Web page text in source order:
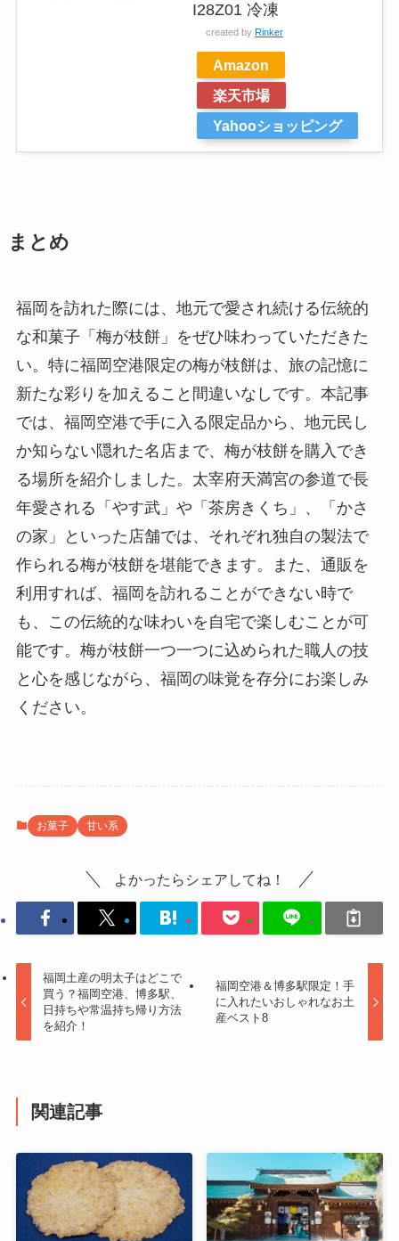
I28Z01 冷凍
created by Rinker
Amazon
楽天市場
Yahooショッピング
まとめ
福岡を訪れた際には、地元で愛され続ける伝統的
な和菓子「梅が枝餅」をぜひ味わっていただきた
い。特に福岡空港限定の梅が枝餅は、旅の記憶に
新たな彩りを加えること間違いなしです。本記事
では、福岡空港で手に入る限定品から、地元民し
か知らない隠れた名店まで、梅が枝餅を購入でき
る場所を紹介しました。太宰府天満宮の参道で長
年愛される「やす武」や「茶房きくち」、「かさ
の家」といった店舗では、それぞれ独自の製法で
作られる梅が枝餅を堪能できます。また、通販を
利用すれば、福岡を訪れることができない時で
も、この伝統的な味わいを自宅で楽しむことが可
能です。梅が枝餅一つ一つに込められた職人の技
と心を感じながら、福岡の味覚を存分にお楽しみ
ください。
お菓子 甘い系
よかったらシェアしてね！
福岡土産の明太子はどこで
買う？福岡空港、博多駅、
日持ちや常温持ち帰り方法
を紹介！
福岡空港＆博多駅限定！手
に入れたいおしゃれなお土
産ベスト8
関連記事